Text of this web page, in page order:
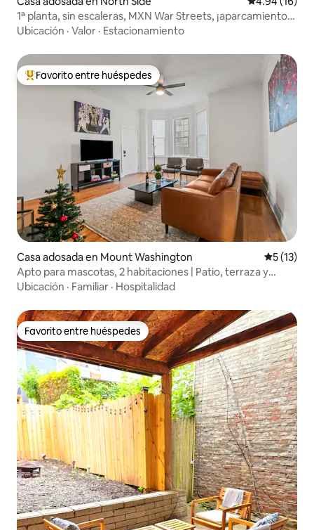
1ª planta, sin escaleras, MXN War Streets, ¡aparcamiento
gratuito!
Ubicación · Valor · Estacionamiento
De los mejores en Favorito entre huéspedes
Favorito entre huéspedes
Casa adosada en Mount Washington
5 (13)
Apto para mascotas, 2 habitaciones | Patio, terraza y
estacionamiento
Ubicación · Familiar · Hospitalidad
Favorito entre huéspedes
Favorito entre huéspedes